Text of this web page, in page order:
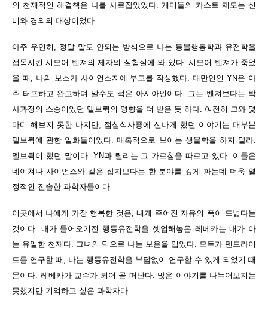
의 천재적인 해결책은 나를 사로잡았었다. 개미들의 카스트 제도는 신
비와 경외의 대상이었다.
아주 우연히, 정말 말도 안되는 방식으로 나는 동물행동학과 유전학을
접목시킨 시모어 벤져의 제자의 실험실에 와 있다. 시모어 벤져가 죽었
을 때, 나의 보스가 사이언스지에 부고를 작성했다. 대만인인 YN은 아
주 터프하고 완고하며 말수도 적은 아시아인이다. 그는 벤져보다는 박
사과정의 스승이었던 델브뤽의 영향을 더 받은 듯 하다. 여전히 그와 몇
마디 해보지 못한 나지만, 점심식사중에 신나게 했던 이야기는 대부분
델브뤽에 관한 일화들이었다. 매혹적으로 보이는 생물학을 하지 말라.
델브뤽이 했던 말이다. YN과 릴리는 그 가르침을 따르고 있다. 이들은
네이쳐나 사이언스와 같은 잡지보다는 한 분야를 깊게 파는데 더욱 열
정적인 진솔한 과학자들이다.
이곳에서 나에게 가장 행복한 것은, 내게 주어진 자유의 폭이 드넓다는
것이다. 내가 들어오기전 행동유전학을 셋업해놓은 레베카는 내가 아
는 유일한 천재다. 그녀의 덕으로 나는 보은을 입었다. 모두가 덴드라이
트를 연구할 때, 나는 행동유전학을 부담없이 연구할 수 있게 되었기 때
문이다. 레베카가 교수가 되어 곧 떠난다. 많은 이야기를 나누어보지는
못했지만 기억하고 싶은 과학자다.